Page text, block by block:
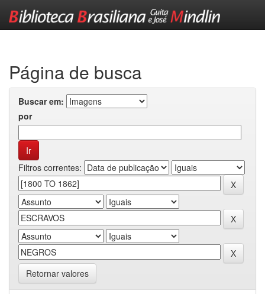
Página de busca
Buscar em:
por
Filtros correntes:
Retornar valores